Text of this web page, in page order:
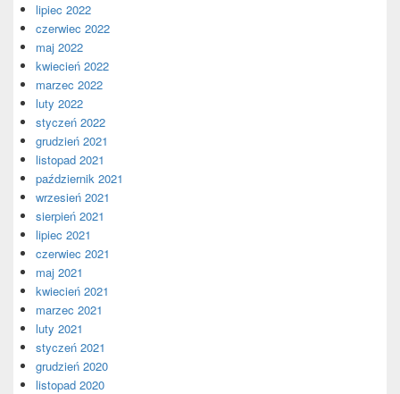
lipiec 2022
czerwiec 2022
maj 2022
kwiecień 2022
marzec 2022
luty 2022
styczeń 2022
grudzień 2021
listopad 2021
październik 2021
wrzesień 2021
sierpień 2021
lipiec 2021
czerwiec 2021
maj 2021
kwiecień 2021
marzec 2021
luty 2021
styczeń 2021
grudzień 2020
listopad 2020